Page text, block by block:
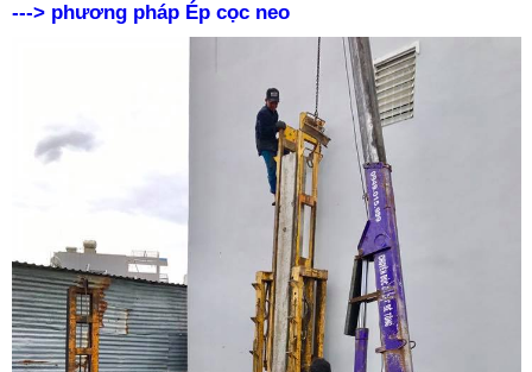
---> phương pháp Ép cọc neo